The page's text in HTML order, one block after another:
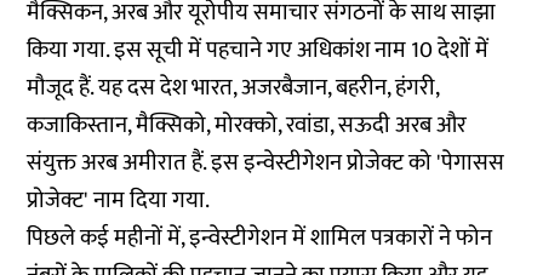
मैक्सिकन, अरब और यूरोपीय समाचार संगठनों के साथ साझा
किया गया. इस सूची में पहचाने गए अधिकांश नाम 10 देशों में
मौजूद हैं. यह दस देश भारत, अजरबैजान, बहरीन, हंगरी,
कजाकिस्तान, मैक्सिको, मोरक्को, रवांडा, सऊदी अरब और
संयुक्त अरब अमीरात हैं. इस इन्वेस्टीगेशन प्रोजेक्ट को 'पेगासस
प्रोजेक्ट' नाम दिया गया.
पिछले कई महीनों में, इन्वेस्टीगेशन में शामिल पत्रकारों ने फोन